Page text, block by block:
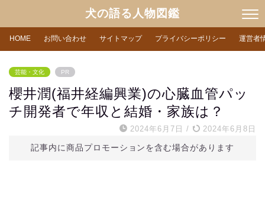
犬の語る人物図鑑
HOME お問い合わせ サイトマップ プライバシーポリシー 運営者
芸能・文化 PR
櫻井潤(福井経編興業)の心臓血管パッ
チ開発者で年収と結婚・家族は？
2024年6月7日 / 2024年6月8日
記事内に商品プロモーションを含む場合があります